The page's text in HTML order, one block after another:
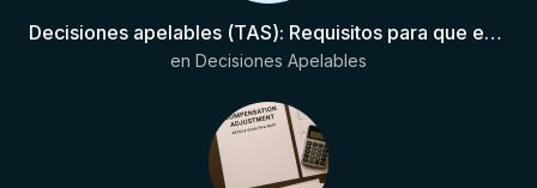
Decisiones apelables (TAS): Requisitos para que exista una decisión
en Decisiones Apelables